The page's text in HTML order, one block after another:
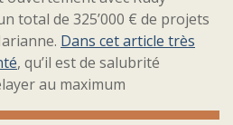
total de 325’000 € de projets
Dans cet article très
, qu’il est de salubrité
au maximum